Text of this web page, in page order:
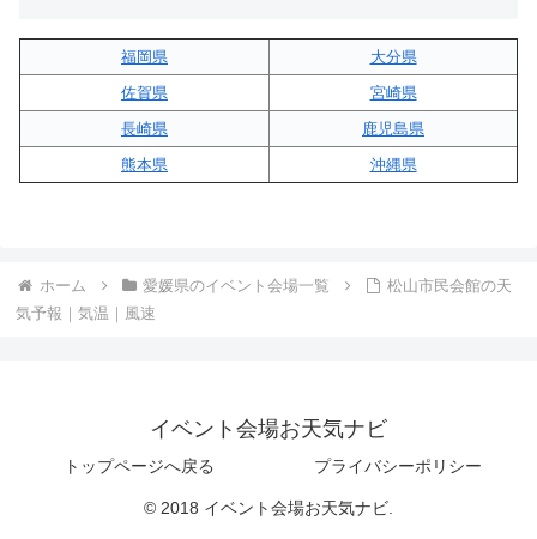
福岡県
大分県
佐賀県
宮崎県
長崎県
鹿児島県
熊本県
沖縄県
ホーム 愛媛県のイベント会場一覧
松山市民会館の天
気予報｜気温｜風速
イベント会場お天気ナビ
トップページへ戻る プライバシーポリシー
© 2018 イベント会場お天気ナビ.